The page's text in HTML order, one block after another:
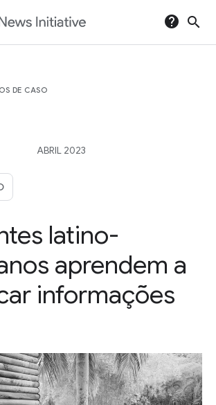
help search
DE CASO
ABRIL 2023
latino-
aprendem a
informações